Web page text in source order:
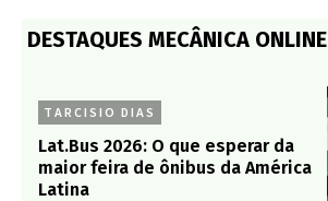
DESTAQUES MECÂNICA ONLINE
TARCISIO DIAS
Lat.Bus 2026: O que esperar da
maior feira de ônibus da América
Latina